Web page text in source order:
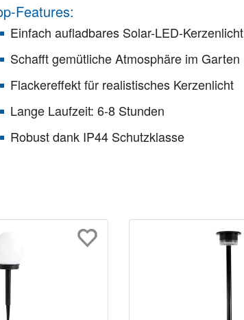
Features:
Einfach aufladbares Solar-LED-Kerzenlicht
Schafft gemütliche Atmosphäre im Garten
Flackereffekt für realistisches Kerzenlicht
Lange Laufzeit: 6-8 Stunden
Robust dank IP44 Schutzklasse